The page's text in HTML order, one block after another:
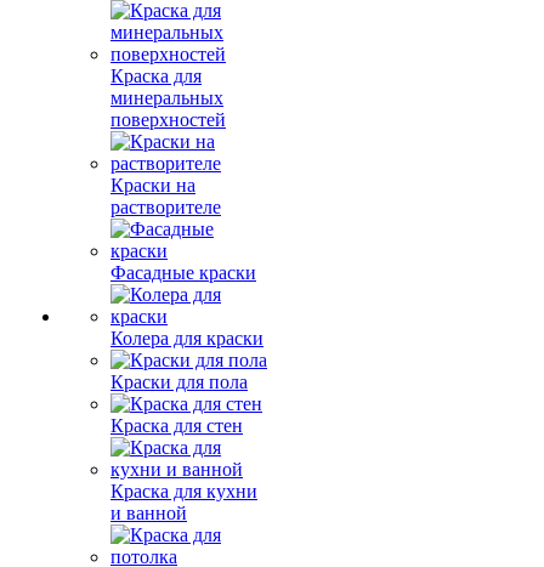
Краска для
минеральных
поверхностей
Краски на
растворителе
Фасадные краски
Колера для краски
Краски для пола
Краска для стен
Краска для кухни
и ванной